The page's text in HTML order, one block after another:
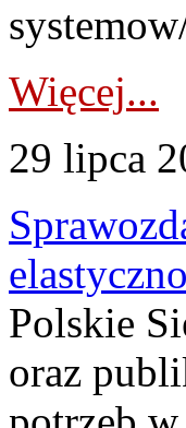
Więcej...
29 lipca
Polskie
oraz